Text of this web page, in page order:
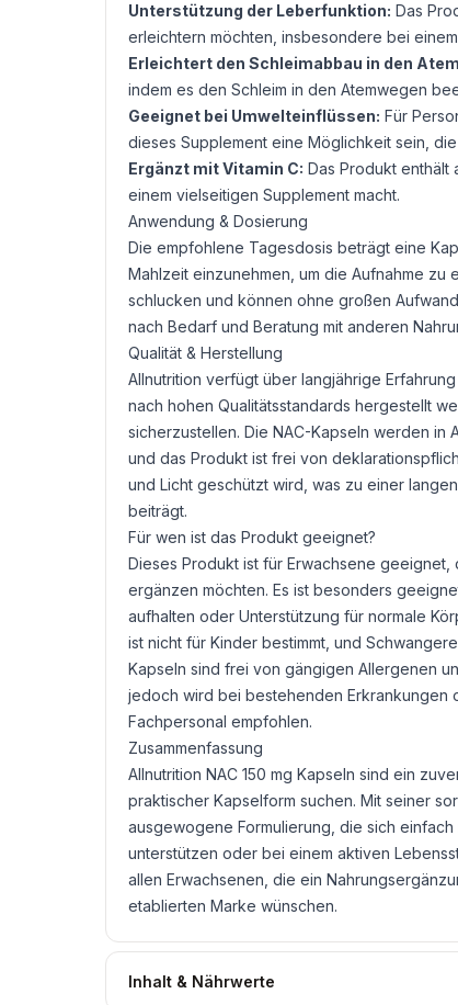
Unterstützung der Leberfunktion: Das
erleichtern möchten, insbesondere bei
Erleichtert den Schleimabbau in den
indem es den Schleim in den Atemwegen
Geeignet bei Umwelteinflüssen: Für
dieses Supplement eine Möglichkeit sein,
Ergänzt mitVitamin C: Das Produkt enthält
einem vielseitigen Supplement macht.
Anwendung & Dosierung
Die empfohlene Tagesdosis beträgt eine
Mahlzeit einzunehmen, um die Aufnahme
schlucken und können ohne großen
nach Bedarf und Beratung mit anderen
Qualität & Herstellung
Allnutrition verfügt über langjährige
nach hohen Qualitätsstandards hergestellt
sicherzustellen. Die NAC-Kapseln werden in
und das Produkt ist frei von
und Licht geschützt wird, was zu einer
beiträgt.
Für wen ist das Produkt geeignet?
Dieses Produkt ist für Erwachsene
ergänzen möchten. Es ist besonders
aufhalten oder Unterstützung für normale
ist nicht für Kinder bestimmt, und
Kapseln sind frei von gängigen Allergenen
jedoch wird bei bestehenden Erkrankungen
Fachpersonal empfohlen.
Zusammenfassung
Allnutrition NAC 150 mg Kapseln sind ein
praktischer Kapselform suchen. Mit seiner
ausgewogene Formulierung, die sich
unterstützen oder bei einem aktiven
allen Erwachsenen, die ein
etablierten Marke wünschen.
Inhalt & Nährwerte